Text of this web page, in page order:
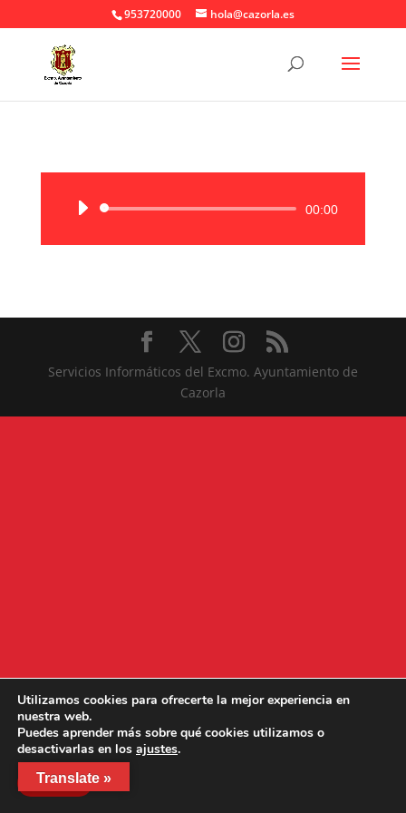
953720000 hola@cazorla.es
Reproductor
audio
00:00
Servicios Informáticos del Excmo. Ayuntamiento de
Cazorla
Translate »
Utilizamos cookies para ofrecerte la mejor experiencia en
nuestra web.
Puedes aprender más sobre qué cookies utilizamos o
desactivarlas en los ajustes.
Aceptar